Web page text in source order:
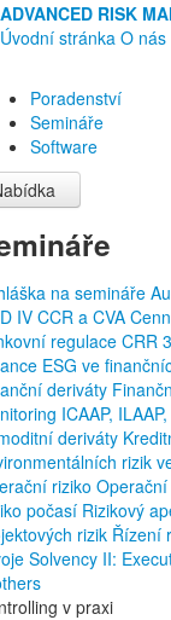
ADVANCED RISK
Úvodní stránka O nás
Poradenství
Semináře
Software
na semináře
IV CCR a CVA
regulace CRR
ESG ve
deriváty
ICAAP,
deriváty
rizik
riziko
počasí Rizikový
rizik Řízení
Solvency II:
v praxi